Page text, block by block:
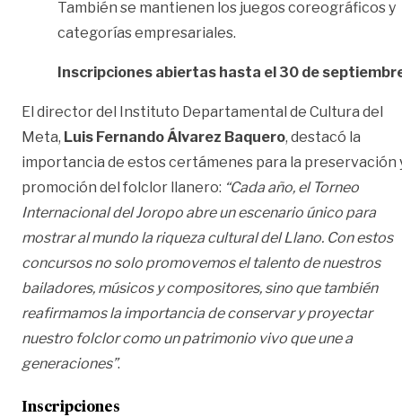
También se mantienen los juegos coreográficos y
categorías empresariales.
Inscripciones abiertas hasta el 30 de
El director del Instituto Departamental de Cultura del
Meta, Luis Fernando Álvarez Baquero, destacó la
importancia de estos certámenes para la preservación
promoción del folclor llanero: “Cada año, el Torneo
Internacional del Joropo abre un escenario único para
mostrar al mundo la riqueza cultural del Llano. Con estos
concursos no solo promovemos el talento de nuestros
bailadores, músicos y compositores, sino que también
reafirmamos la importancia de conservar y proyectar
nuestro folclor como un patrimonio vivo que une a
generaciones”.
Inscripciones